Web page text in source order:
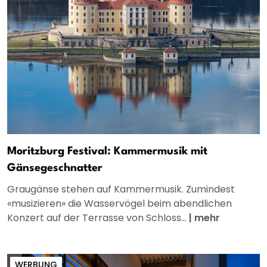
Moritzburg Festival: Kammermusik mit
Gänsegeschnatter
Graugänse stehen auf Kammermusik. Zumindest
«musizieren» die Wasservögel beim abendlichen
Konzert auf der Terrasse von Schloss... | mehr
WERBUNG